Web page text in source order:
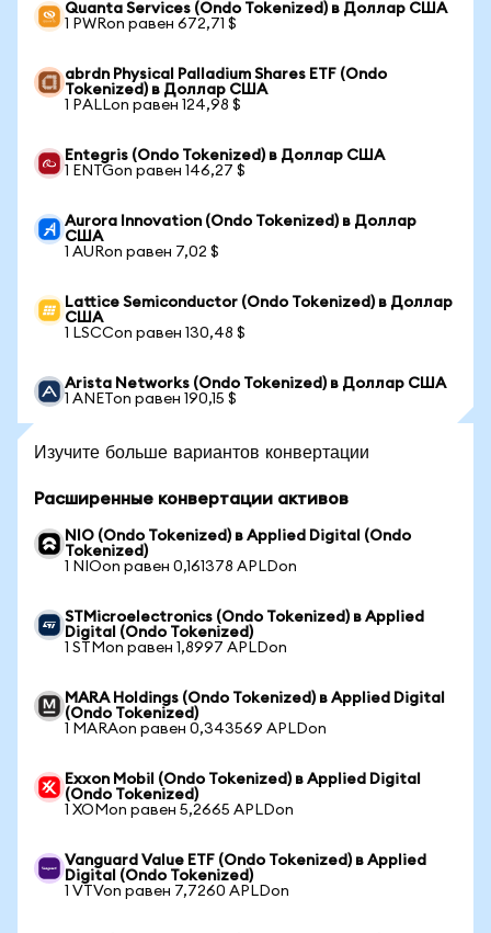
Quanta Services (Ondo Tokenized) в Доллар США
1 PWRon равен 672,71 $
abrdn Physical Palladium Shares ETF (Ondo
Tokenized) в Доллар США
1 PALLon равен 124,98 $
Entegris (Ondo Tokenized) в Доллар США
1 ENTGon равен 146,27 $
Aurora Innovation (Ondo Tokenized) в Доллар
США
1 AURon равен 7,02 $
Lattice Semiconductor (Ondo Tokenized) в Доллар
США
1 LSCCon равен 130,48 $
Arista Networks (Ondo Tokenized) в Доллар США
1 ANETon равен 190,15 $
Изучите больше вариантов конвертации
Расширенные конвертации активов
NIO (Ondo Tokenized) в Applied Digital (Ondo
Tokenized)
1 NIOon равен 0,161378 APLDon
STMicroelectronics (Ondo Tokenized) в Applied
Digital (Ondo Tokenized)
1 STMon равен 1,8997 APLDon
MARA Holdings (Ondo Tokenized) в Applied Digital
(Ondo Tokenized)
1 MARAon равен 0,343569 APLDon
Exxon Mobil (Ondo Tokenized) в Applied Digital
(Ondo Tokenized)
1 XOMon равен 5,2665 APLDon
Vanguard Value ETF (Ondo Tokenized) в Applied
Digital (Ondo Tokenized)
1 VTVon равен 7,7260 APLDon